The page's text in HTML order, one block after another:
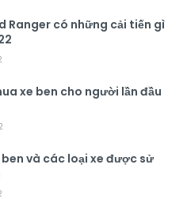
Ranger có những cải tiến gì
xe ben cho người lần đầu
và các loại xe được sử